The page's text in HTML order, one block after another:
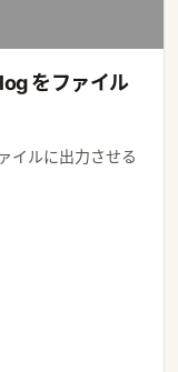
をファイル
イルに出力させる